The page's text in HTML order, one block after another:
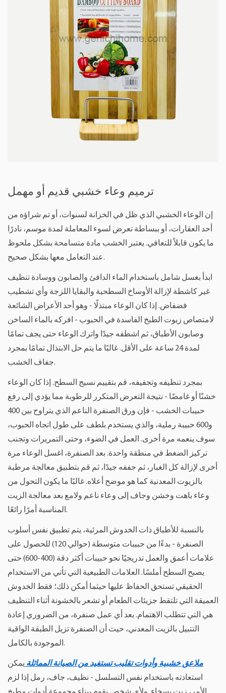
ترميم وعاء خشبي قديم أو مهمل
إن الوعاء الخشبي الذي ظل في الخزانة لسنوات، أو تم شراؤه من
أحد العقارات، أو ببساطة تعرض لسوء المعاملة لمدة موسم، نادرًا
ما يكون قابلاً للتعافي. يعتبر الخشب مادة متسامحة بشكل ملحوظ
عند التعامل معها بشكل صحيح.
ابدأ بغسل شامل باستخدام الماء الدافئ والصابون ووسادة تنظيف
غير كاشطة لإزالة الأوساخ السطحية والبقايا اللزجة وأي تشطيب
فضفاض. إذا كان الوعاء مبتذلًا - وهو أحد الأعراض الشائعة
لامتصاص زيوت الطبخ الفاسدة في الحبوب - افركه بالماء الساخن
وصابون الأطباق، ثم اشطفه جيدًا واترك الوعاء حتى يجف تمامًا
لمدة 24 ساعة على الأقل. غالبًا ما يتم حل الابتذال تمامًا بمجرد
جفاف الخشب.
بمجرد تنظيفه وتجفيفه، قم بتقييم نسيج السطح. إذا كان الوعاء
خشنًا أو غامضًا - نتيجة التعرض المتكرر للرطوبة مما يؤدي إلى رفع
حبيبات الخشب - فإن ورق الصنفرة الناعم الذي يتراوح بين 400
و600 حبيبة رملية، والذي يستخدم بلطف على طول اتجاه الحبوب،
سوف ينعمه مرة أخرى. العمل في الضوء، وحتى التمريرات وتجنب
تركيز الضغط في منطقة واحدة. بعد الصنفرة، اغسل الوعاء مرة
أخرى لإزالة كل الغبار، ثم جففه جيدًا، ثم قم بتطبيق معالجة مرطبة
بالزيوت المعدنية كما هو موضح أعلاه. غالبًا ما يكون التحول من
وعاء باهت وخشن وجاف إلى وعاء ناعم ولامع بعد معالجة الزيت
المناسبة أمرًا رائعًا.
بالنسبة للأطباق ذات الخدوش المرئية، يتم تطبيق نفس أسلوب
الصنفرة - بدءًا من حبيبات متوسطة (حوالي 120) للحصول على
علامات أعمق والعمل تدريجيًا نحو حبيبات أكثر دقة (400-600) حتى
يصبح السطح أملسًا. العلامات الطبيعية التي تأتي من الاستخدام
الحقيقي تستحق الحفاظ عليها حيثما أمكن ذلك؛ فقط الخدوش
العميقة التي تلتقط جزيئات الطعام أو تشعر بالخشونة أثناء التنظيف
هي التي تتطلب الاهتمام. بعد أي عمل صنفرة، من الضروري إعادة
التتبيل بالزيت المعدني، حيث أن الصنفرة تزيل الطبقة الواقية
الموجودة بالكامل.
ملاعق خشبية وأدوات تقليب تستفيد من الصيانة المماثلة يمكن
استعادته باستخدام نفس التسلسل - نظيف، جاف، رمل إذا لزم